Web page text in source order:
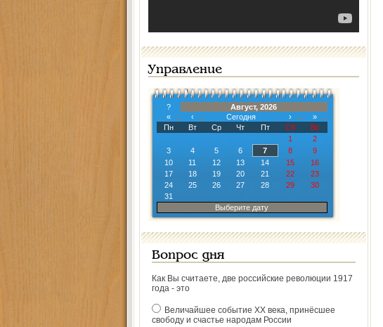
Управление
?
Август, 2026
«
‹ Сегодня ›
»
Пн
Вт Ср Чт Пт Сб
Вс
1
2
3
4 5 6 7 8
9
10
11 12 13 14 15
16
17
18 19 20 21 22
23
24
25 26 27 28 29
30
31
Выберите дату
Вопрос дня
Как Вы считаете, две российские революции 1917
года - это
Величайшее событие ХХ века, принёсшее
свободу и счастье народам России